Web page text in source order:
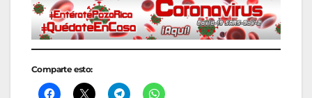
Comparte esto: